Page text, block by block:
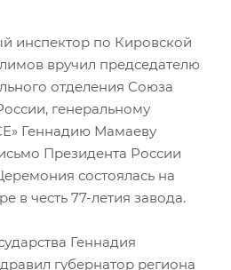
инспектор по Кировской
вручил председателю
отделения Союза
генеральному
Геннадию Мамаеву
Президента России
состоялась на
в честь 77-летия завода.
Геннадия
губернатор региона